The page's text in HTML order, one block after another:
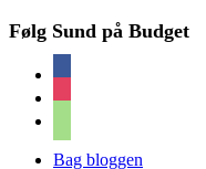
Følg Sund på Budget
Bag bloggen